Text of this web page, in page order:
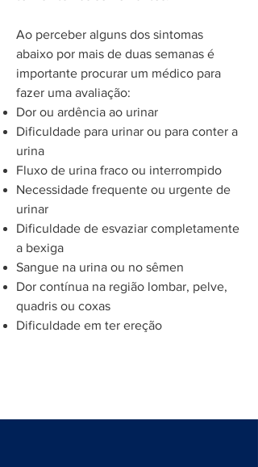
Ao perceber alguns dos sintomas
abaixo por mais de duas semanas é
importante procurar um médico para
fazer uma avaliação:
Dor ou ardência ao urinar
Dificuldade para urinar ou para conter a
urina
Fluxo de urina fraco ou interrompido
Necessidade frequente ou urgente de
urinar
Dificuldade de esvaziar completamente
a bexiga
Sangue na urina ou no sêmen
Dor contínua na região lombar, pelve,
quadris ou coxas
Dificuldade em ter ereção